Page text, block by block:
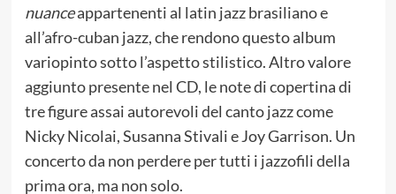
nuanceappartenenti al latin jazz brasiliano e
all’afro-cuban jazz, che rendono questo album
variopinto sotto l’aspetto stilistico. Altro valore
aggiunto presente nel CD, le note di copertina di
tre figure assai autorevoli del canto jazz come
Nicky Nicolai, Susanna Stivali e Joy Garrison. Un
concerto da non perdere per tutti i jazzofili della
prima ora, ma non solo.